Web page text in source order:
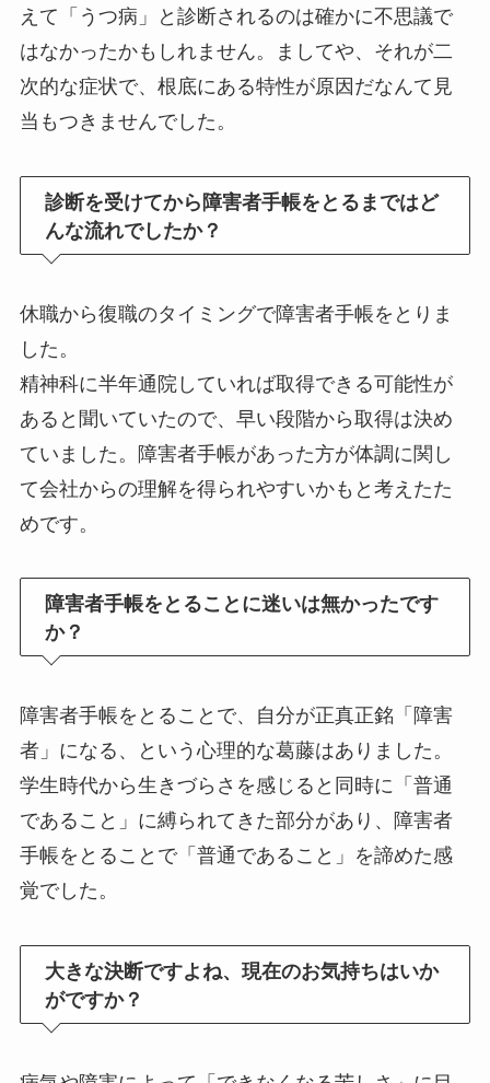
えて「うつ病」と診断されるのは確かに不思議で
はなかったかもしれません。ましてや、それが二
次的な症状で、根底にある特性が原因だなんて見
当もつきませんでした。
診断を受けてから障害者手帳をとるまではど
んな流れでしたか？
休職から復職のタイミングで障害者手帳をとりま
した。
精神科に半年通院していれば取得できる可能性が
あると聞いていたので、早い段階から取得は決め
ていました。障害者手帳があった方が体調に関し
て会社からの理解を得られやすいかもと考えたた
めです。
障害者手帳をとることに迷いは無かったです
か？
障害者手帳をとることで、自分が正真正銘「障害
者」になる、という心理的な葛藤はありました。
学生時代から生きづらさを感じると同時に「普通
であること」に縛られてきた部分があり、障害者
手帳をとることで「普通であること」を諦めた感
覚でした。
大きな決断ですよね、現在のお気持ちはいか
がですか？